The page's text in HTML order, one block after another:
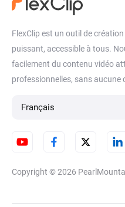
FlexClip est un outil de
puissant, accessible à tous.
facilement du contenu vidéo
professionnelles, sans aucune
Français
Copyright © 2026